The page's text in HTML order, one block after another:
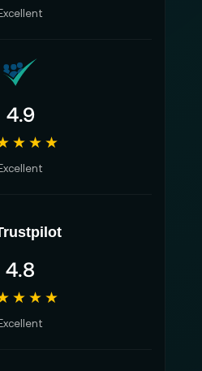
Excellent
4.9
Excellent
4.8
Excellent